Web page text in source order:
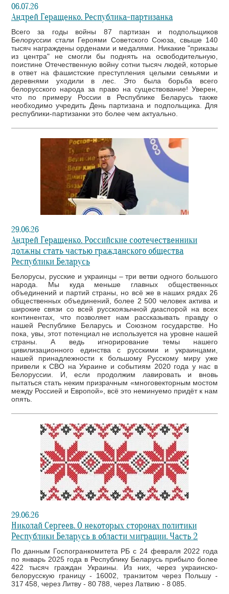
06.07.26
Андрей Геращенко. Республика-партизанка
Всего за годы войны 87 партизан и подпольщиков
Белоруссии стали Героями Советского Союза, свыше 140
тысяч награждены орденами и медалями. Никакие "приказы
из центра" не смогли бы поднять на освободительную,
поистине Отечественную войну сотни тысяч людей, которые
в ответ на фашистские преступления целыми семьями и
деревнями уходили в лес. Это была борьба всего
белорусского народа за право на существование! Уверен,
что по примеру России в Республике Беларусь также
необходимо учредить День партизана и подпольщика. Для
республики-партизанки это более чем актуально.
29.06.26
Андрей Геращенко. Российские соотечественники
должны стать частью гражданского общества
Республики Беларусь
Белорусы, русские и украинцы – три ветви одного большого
народа. Мы куда меньше главных общественных
объединений и партий страны, но всё же в наших рядах 26
общественных объединений, более 2 500 человек актива и
широкие связи со всей русскоязычной диаспорой на всех
континентах, что позволяет нам рассказывать правду о
нашей Республике Беларусь и Союзном государстве. Но
пока, увы, этот потенциал не используется на уровне нашей
страны. А ведь игнорирование темы нашего
цивилизационного единства с русскими и украинцами,
нашей принадлежности к большому Русскому миру уже
привели к СВО на Украине и событиям 2020 года у нас в
Белоруссии. И, если продолжим лавировать и вновь
пытаться стать неким призрачным «многовекторным мостом
между Россией и Европой», всё это неминуемо придёт к нам
опять.
29.06.26
Николай Сергеев. О некоторых сторонах политики
Республики Беларусь в области миграции. Часть 2
По данным Госпогранкомитета РБ с 24 февраля 2022 года
по январь 2025 года в Республику Беларусь прибыло более
422 тысяч граждан Украины. Из них, через украинско-
белорусскую границу - 16002, транзитом через Польшу -
317 458, через Литву - 80 788, через Латвию - 8 085.